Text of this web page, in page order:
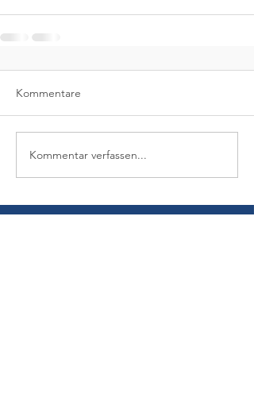
Kommentare
Kommentar verfassen...